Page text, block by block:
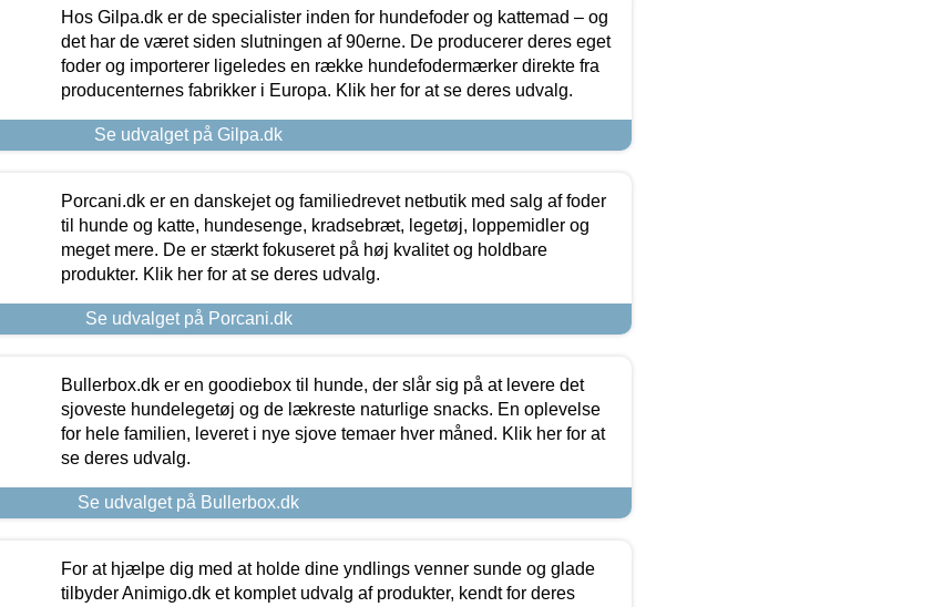
Hos Gilpa.dk er de specialister inden for hundefoder og kattemad – og
det har de været siden slutningen af 90erne. De producerer deres eget
foder og importerer ligeledes en række hundefodermærker direkte fra
producenternes fabrikker i Europa. Klik her for at se deres udvalg.
Se udvalget på Gilpa.dk
Porcani.dk er en danskejet og familiedrevet netbutik med salg af foder
til hunde og katte, hundesenge, kradsebræt, legetøj, loppemidler og
meget mere. De er stærkt fokuseret på høj kvalitet og holdbare
produkter. Klik her for at se deres udvalg.
Se udvalget på Porcani.dk
Bullerbox.dk er en goodiebox til hunde, der slår sig på at levere det
sjoveste hundelegetøj og de lækreste naturlige snacks. En oplevelse
for hele familien, leveret i nye sjove temaer hver måned. Klik her for at
se deres udvalg.
Se udvalget på Bullerbox.dk
For at hjælpe dig med at holde dine yndlings venner sunde og glade
tilbyder Animigo.dk et komplet udvalg af produkter, kendt for deres